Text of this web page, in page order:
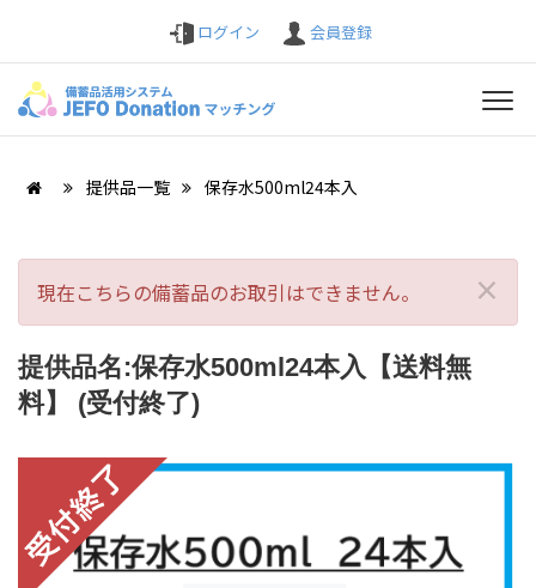
ログイン 会員登録
提供品一覧 保存水500ml24本入
×
現在こちらの備蓄品のお取引はできません。
提供品名:保存水500ml24本入【送料無
料】 (受付終了)